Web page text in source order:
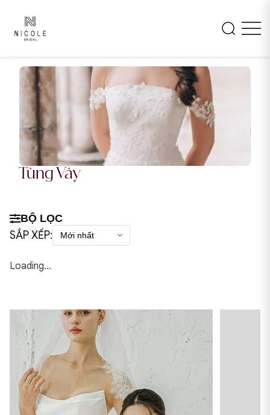
Tùng Váy
BỘ LỌC
SẮP XẾP:
Loading...